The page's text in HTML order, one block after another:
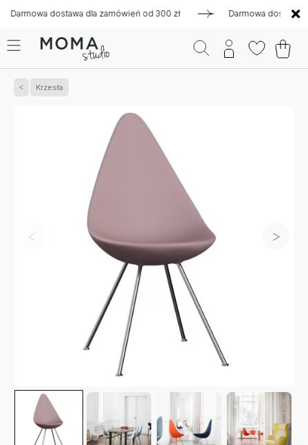
dostawa dla zamówień od 300 zł Darmowa dostawa dla
Krzesła